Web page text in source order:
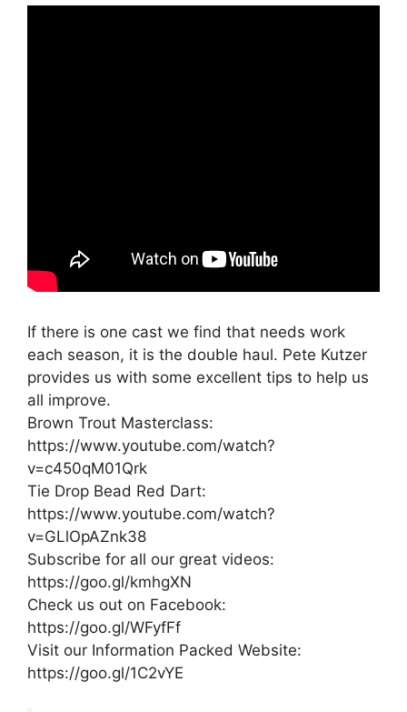
If there is one cast we find that needs work
each season, it is the double haul. Pete Kutzer
provides us with some excellent tips to help us
all improve.
Brown Trout Masterclass:
https://www.youtube.com/watch?
v=c450qM01Qrk
Tie Drop Bead Red Dart:
https://www.youtube.com/watch?
v=GLlOpAZnk38
Subscribe for all our great videos:
https://goo.gl/kmhgXN
Check us out on Facebook:
https://goo.gl/WFyfFf
Visit our Information Packed Website:
https://goo.gl/1C2vYE